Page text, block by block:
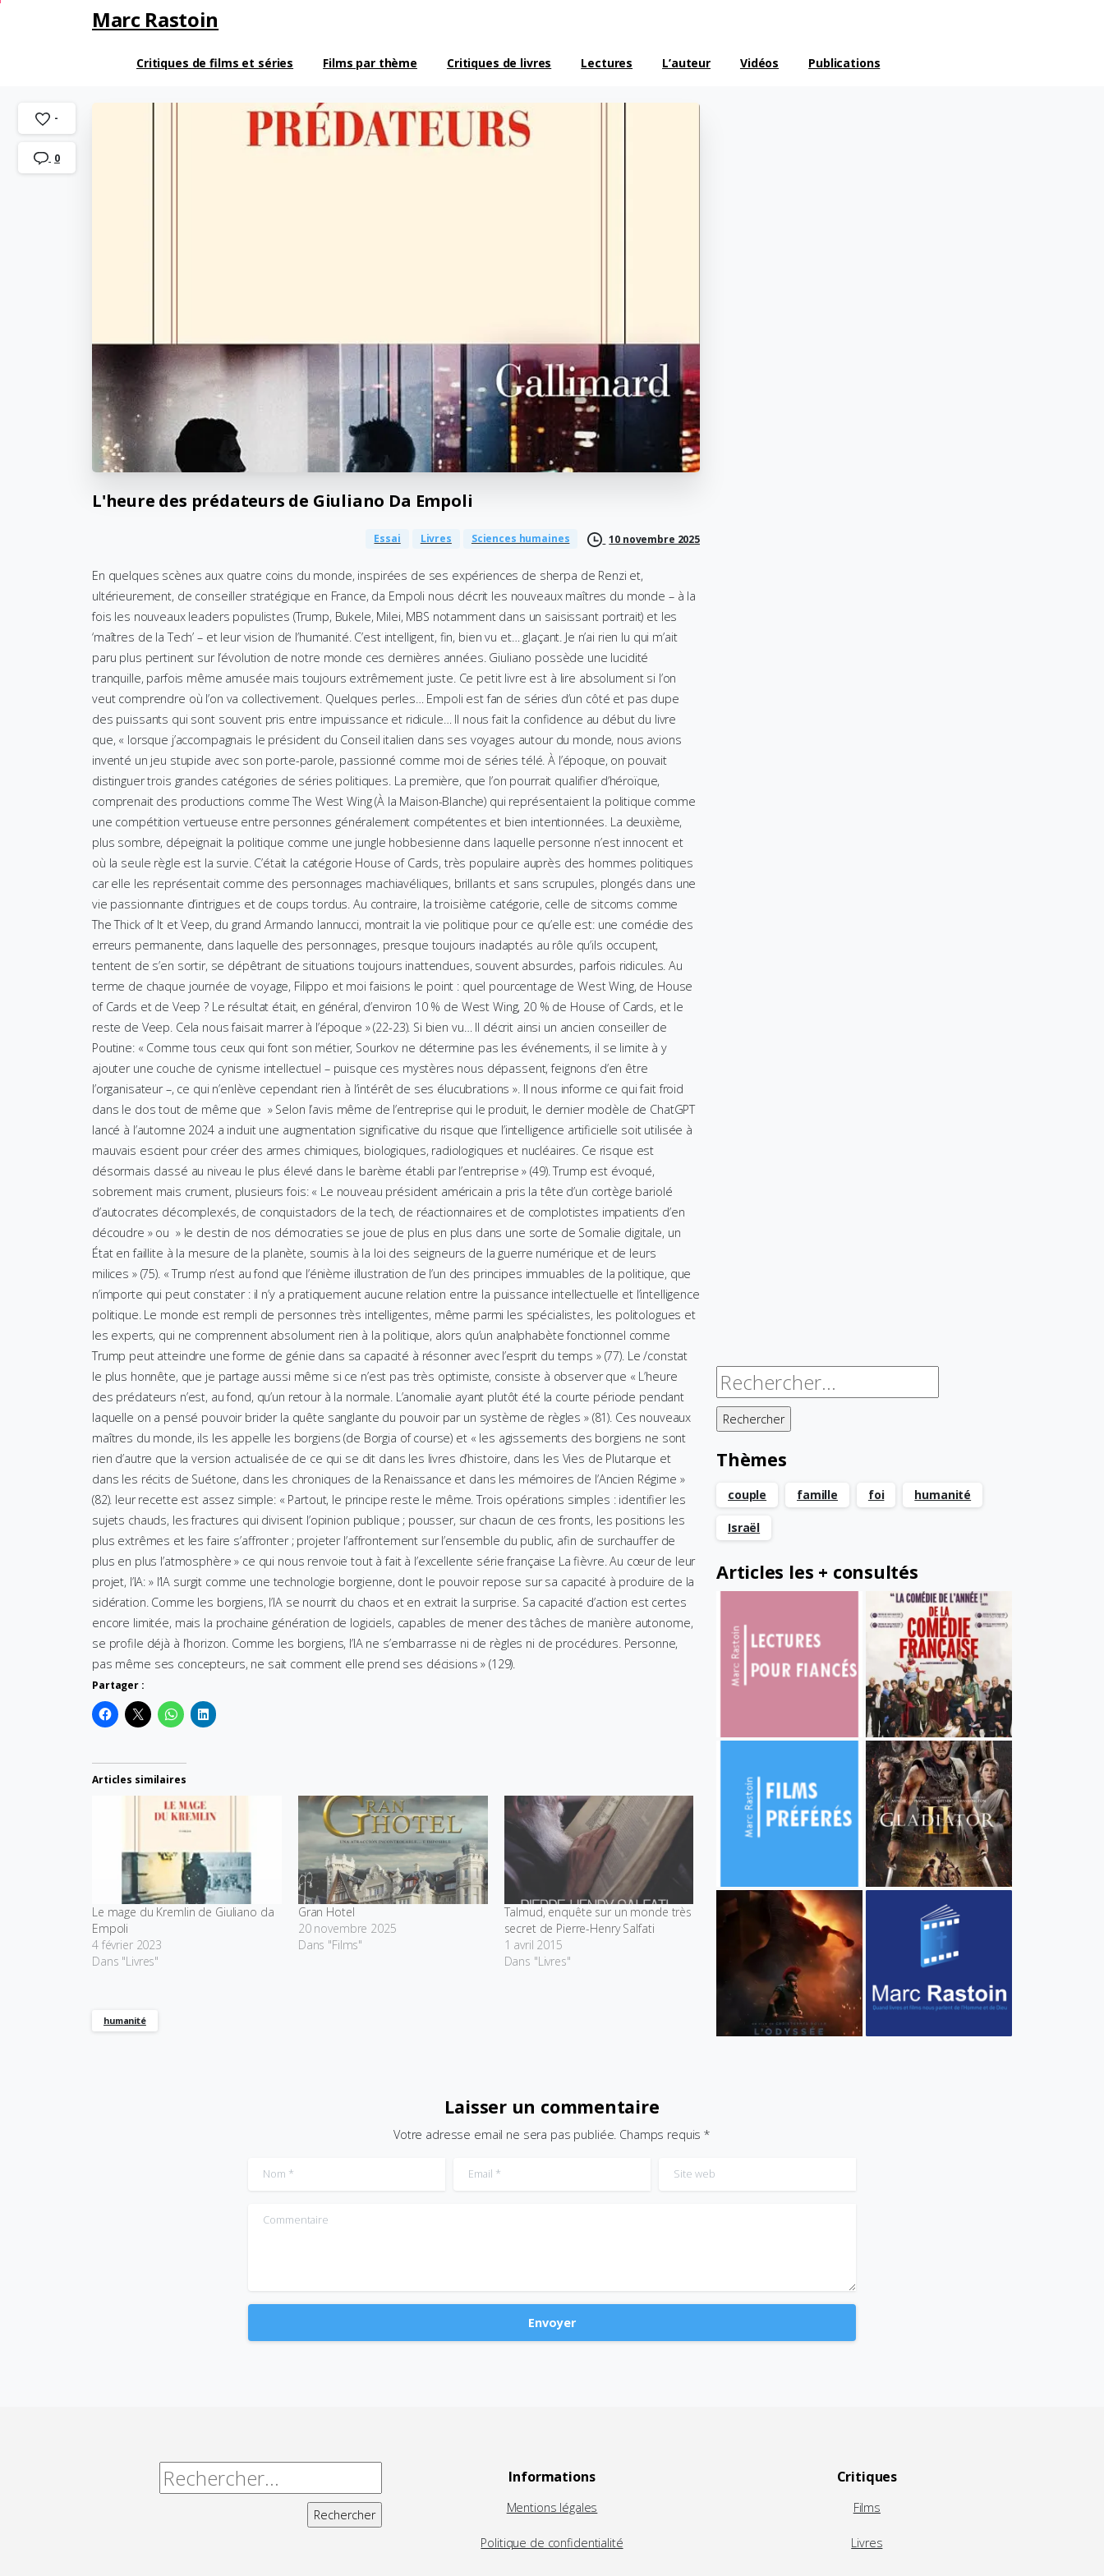
Marc Rastoin
Critiques de films et séries Films par thème Critiques de livres Lectures L’auteur Vidéos Publications
L'heure des prédateurs de Giuliano Da Empoli
Essai Livres Sciences humaines 10 novembre 2025
En quelques scènes aux quatre coins du monde, inspirées de ses expériences de sherpa de Renzi et,
ultérieurement, de conseiller stratégique en France, da Empoli nous décrit les nouveaux maîtres du monde – à la
fois les nouveaux leaders populistes (Trump, Bukele, Milei, MBS notamment dans un saisissant portrait) et les
‘maîtres de la Tech’ – et leur vision de l’humanité. C’est intelligent, fin, bien vu et… glaçant. Je n’ai rien lu qui m’ait
paru plus pertinent sur l’évolution de notre monde ces dernières années. Giuliano possède une lucidité
tranquille, parfois même amusée mais toujours extrêmement juste. Ce petit livre est à lire absolument si l’on
veut comprendre où l’on va collectivement. Quelques perles… Empoli est fan de séries d’un côté et pas dupe
des puissants qui sont souvent pris entre impuissance et ridicule… Il nous fait la confidence au début du livre
que, « lorsque j’accompagnais le président du Conseil italien dans ses voyages autour du monde, nous avions
inventé un jeu stupide avec son porte-parole, passionné comme moi de séries télé. À l’époque, on pouvait
distinguer trois grandes catégories de séries politiques. La première, que l’on pourrait qualifier d’héroïque,
comprenait des productions comme The West Wing (À la Maison-Blanche) qui représentaient la politique comme
une compétition vertueuse entre personnes généralement compétentes et bien intentionnées. La deuxième,
plus sombre, dépeignait la politique comme une jungle hobbesienne dans laquelle personne n’est innocent et
où la seule règle est la survie. C’était la catégorie House of Cards, très populaire auprès des hommes politiques
car elle les représentait comme des personnages machiavéliques, brillants et sans scrupules, plongés dans une
vie passionnante d’intrigues et de coups tordus. Au contraire, la troisième catégorie, celle de sitcoms comme
The Thick of It et Veep, du grand Armando Iannucci, montrait la vie politique pour ce qu’elle est: une comédie des
erreurs permanente, dans laquelle des personnages, presque toujours inadaptés au rôle qu’ils occupent,
tentent de s’en sortir, se dépêtrant de situations toujours inattendues, souvent absurdes, parfois ridicules. Au
terme de chaque journée de voyage, Filippo et moi faisions le point : quel pourcentage de West Wing, de House
of Cards et de Veep ? Le résultat était, en général, d’environ 10 % de West Wing, 20 % de House of Cards, et le
reste de Veep. Cela nous faisait marrer à l’époque » (22-23). Si bien vu… Il décrit ainsi un ancien conseiller de
Poutine: « Comme tous ceux qui font son métier, Sourkov ne détermine pas les événements, il se limite à y
ajouter une couche de cynisme intellectuel – puisque ces mystères nous dépassent, feignons d’en être
l’organisateur –, ce qui n’enlève cependant rien à l’intérêt de ses élucubrations ». Il nous informe ce qui fait froid
dans le dos tout de même que » Selon l’avis même de l’entreprise qui le produit, le dernier modèle de ChatGPT
lancé à l’automne 2024 a induit une augmentation significative du risque que l’intelligence artificielle soit utilisée à
mauvais escient pour créer des armes chimiques, biologiques, radiologiques et nucléaires. Ce risque est
désormais classé au niveau le plus élevé dans le barème établi par l’entreprise » (49). Trump est évoqué,
sobrement mais crument, plusieurs fois: « Le nouveau président américain a pris la tête d’un cortège bariolé
d’autocrates décomplexés, de conquistadors de la tech, de réactionnaires et de complotistes impatients d’en
découdre » ou » le destin de nos démocraties se joue de plus en plus dans une sorte de Somalie digitale, un
État en faillite à la mesure de la planète, soumis à la loi des seigneurs de la guerre numérique et de leurs
milices » (75). « Trump n’est au fond que l’énième illustration de l’un des principes immuables de la politique, que
n’importe qui peut constater : il n’y a pratiquement aucune relation entre la puissance intellectuelle et l’intelligence
politique. Le monde est rempli de personnes très intelligentes, même parmi les spécialistes, les politologues et
les experts, qui ne comprennent absolument rien à la politique, alors qu’un analphabète fonctionnel comme
Trump peut atteindre une forme de génie dans sa capacité à résonner avec l’esprit du temps » (77). Le /constat
le plus honnête, que je partage aussi même si ce n’est pas très optimiste, consiste à observer que « L’heure
des prédateurs n’est, au fond, qu’un retour à la normale. L’anomalie ayant plutôt été la courte période pendant
laquelle on a pensé pouvoir brider la quête sanglante du pouvoir par un système de règles » (81). Ces nouveaux
maîtres du monde, ils les appelle les borgiens (de Borgia of course) et « les agissements des borgiens ne sont
rien d’autre que la version actualisée de ce qui se dit dans les livres d’histoire, dans les Vies de Plutarque et
dans les récits de Suétone, dans les chroniques de la Renaissance et dans les mémoires de l’Ancien Régime »
(82). leur recette est assez simple: « Partout, le principe reste le même. Trois opérations simples : identifier les
sujets chauds, les fractures qui divisent l’opinion publique ; pousser, sur chacun de ces fronts, les positions les
plus extrêmes et les faire s’affronter ; projeter l’affrontement sur l’ensemble du public, afin de surchauffer de
plus en plus l’atmosphère » ce qui nous renvoie tout à fait à l’excellente série française La fièvre. Au cœur de leur
projet, l’IA: » l’IA surgit comme une technologie borgienne, dont le pouvoir repose sur sa capacité à produire de la
sidération. Comme les borgiens, l’IA se nourrit du chaos et en extrait la surprise. Sa capacité d’action est certes
encore limitée, mais la prochaine génération de logiciels, capables de mener des tâches de manière autonome,
se profile déjà à l’horizon. Comme les borgiens, l’IA ne s’embarrasse ni de règles ni de procédures. Personne,
pas même ses concepteurs, ne sait comment elle prend ses décisions » (129).
Partager :
Articles similaires
Le mage du Kremlin de Giuliano da
Empoli
4 février 2023
Dans "Livres"
Gran Hotel
20 novembre 2025
Dans "Films"
Talmud, enquête sur un monde très
secret de Pierre-Henry Salfati
1 avril 2015
Dans "Livres"
humanité
-
0
Rechercher :
Thèmes
couple famille foi humanité
Israël
Articles les + consultés
Laisser un commentaire
Votre adresse email ne sera pas publiée. Champs requis *
Nom Email Site web
Commentaire
Rechercher : Informations
Mentions légales
Politique de confidentialité
Critiques
Films
Livres